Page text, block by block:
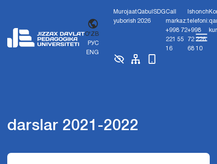
O'ZB
РУС
ENG
Murojaat
yuborish
Qabul
2026
SDGCall
markaz:
+998 72
221 55
16
Ishonch
telefoni:
+998
72 226
68 10
darslar 2021-2022